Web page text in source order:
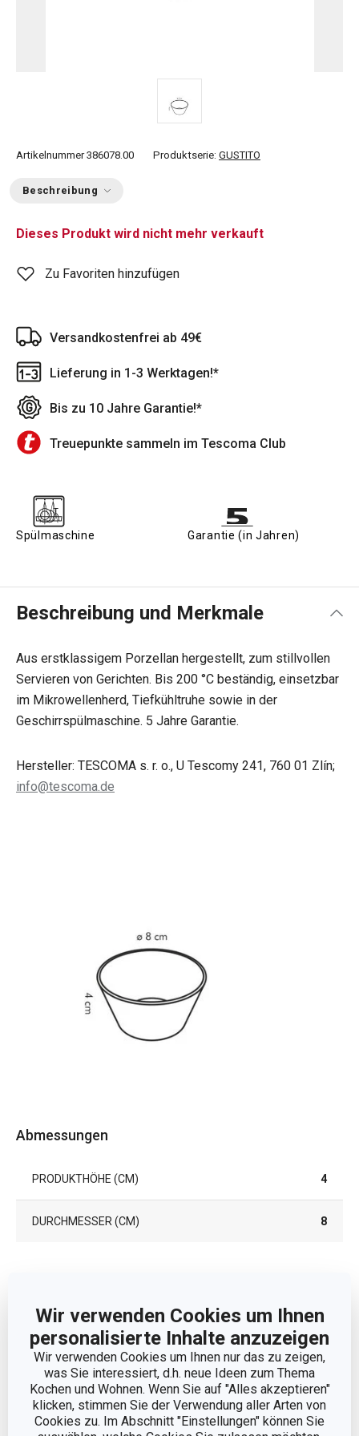
Wir verwenden Cookies um Ihnen
personalisierte Inhalte anzuzeigen
Wir verwenden Cookies um Ihnen nur das zu zeigen,
was Sie interessiert, d.h. neue Ideen zum Thema
Kochen und Wohnen. Wenn Sie auf "Alles akzeptieren"
klicken, stimmen Sie der Verwendung aller Arten von
Cookies zu. Im Abschnitt "Einstellungen" können Sie
Artikelnummer 386078.00 Produktserie: GUSTITO
Beschreibung
Dieses Produkt wird nicht mehr verkauft
Zu Favoriten hinzufügen
Versandkostenfrei ab 49€
Lieferung in 1-3 Werktagen!*
Bis zu 10 Jahre Garantie!*
Treuepunkte sammeln im Tescoma Club
Spülmaschine Garantie (in Jahren)
Beschreibung und Merkmale
Aus erstklassigem Porzellan hergestellt, zum stillvollen
Servieren von Gerichten. Bis 200 °C beständig, einsetzbar
im Mikrowellenherd, Tiefkühltruhe sowie in der
Geschirrspülmaschine. 5 Jahre Garantie.
Hersteller: TESCOMA s. r. o., U Tescomy 241, 760 01 Zlín;
info@tescoma.de
Abmessungen
PRODUKTHÖHE (CM) 4
DURCHMESSER (CM) 8
FÜR DEN KÜHLSCHRANK GEEIGNET Ja
KATEGORIE Servierbesteck
MATERIAL Porzellan